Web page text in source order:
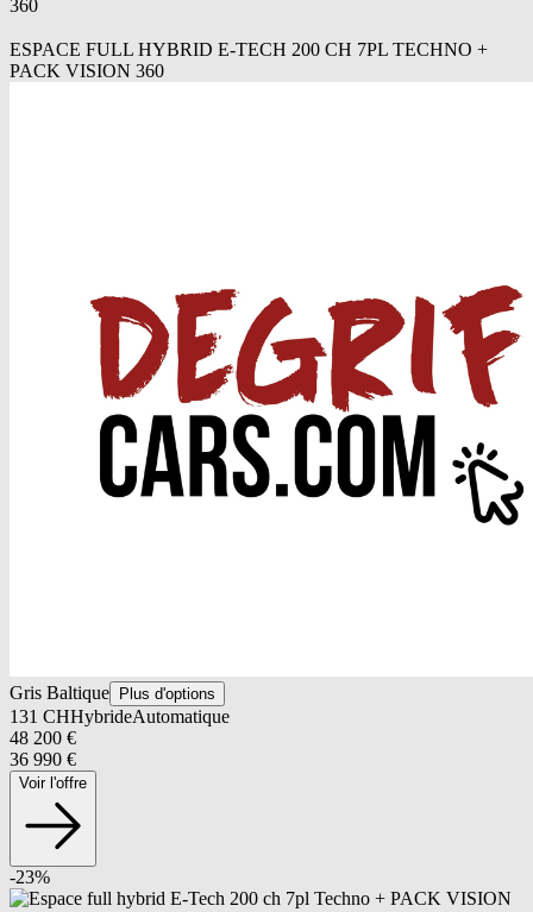
ESPACE FULL HYBRID E-TECH 200 CH 7PL TECHNO +
PACK VISION 360
Gris Baltique Plus d'options
131 CHHybrideAutomatique
48 200 €
36 990 €
Voir l'offre
-23%